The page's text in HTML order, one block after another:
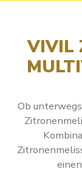
VIVIL
Ob